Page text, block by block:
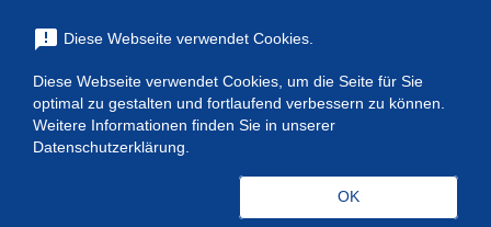
menu
Suchen
Filters Filter leeren
announcement Diese Webseite verwendet Cookies.
Diese Webseite verwendet Cookies, um die Seite für Sie
optimal zu gestalten und fortlaufend verbessern zu können.
Weitere Informationen finden Sie in unserer
Datenschutzerklärung.
OK